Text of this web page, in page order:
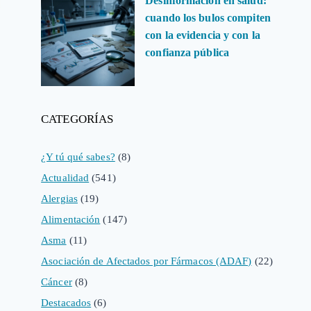
cuando los bulos compiten
con la evidencia y con la
confianza pública
CATEGORÍAS
¿Y tú qué sabes? (8)
Actualidad (541)
Alergias(19)
Alimentación (147)
Asma (11)
Asociación de Afectados por Fármacos (ADAF) (22)
Cáncer(8)
Destacados (6)